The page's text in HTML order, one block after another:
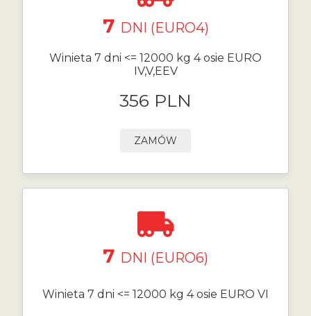
7 DNI (EURO4)
Winieta 7 dni <= 12000 kg 4 osie EURO
IV,V,EEV
356 PLN
ZAMÓW
7 DNI (EURO6)
Winieta 7 dni <= 12000 kg 4 osie EURO VI